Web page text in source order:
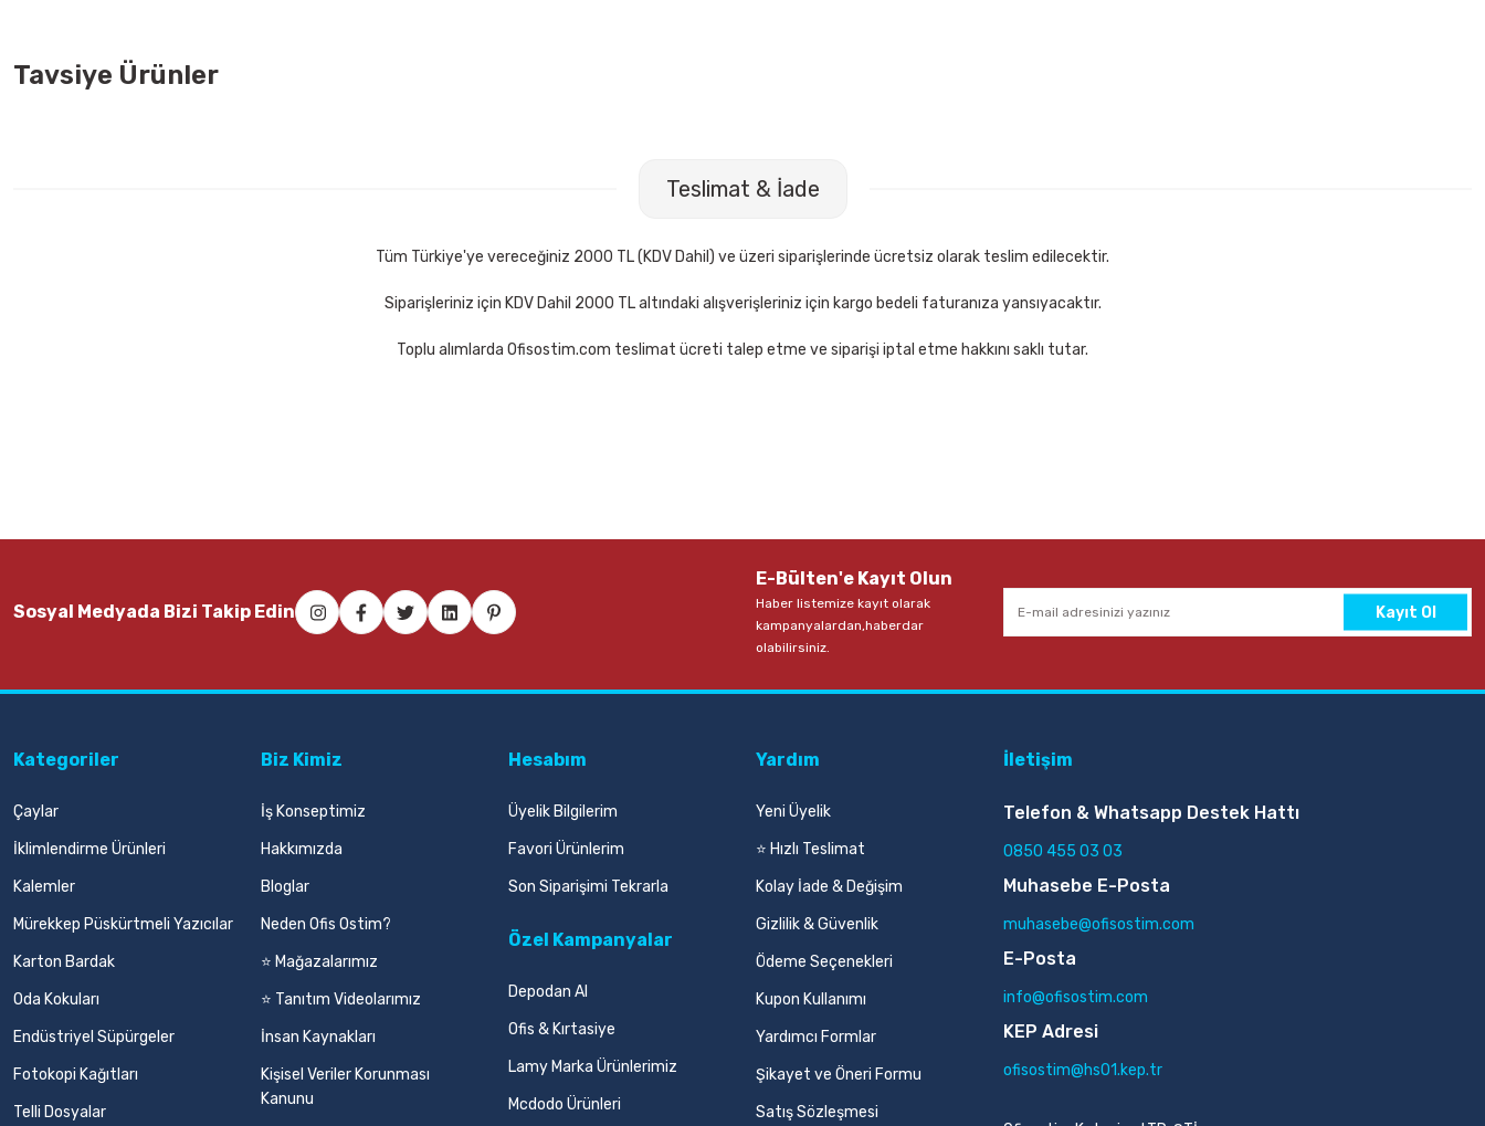
Tavsiye Ürünler
Sepete Ekle
Sepete Ekle
Mas 740 33 mt Force Kırmızı Bant Kesme Makinesi Mas 740 33 mt Force Siyah Bant Kesme Makinesi
Teslimat & İade
Tüm Türkiye'ye vereceğiniz 2000 TL (KDV Dahil) ve üzeri siparişlerinde ücretsiz olarak teslim edilecektir.
Siparişleriniz için KDV Dahil 2000 TL altındaki alışverişleriniz için kargo bedeli faturanıza yansıyacaktır.
Toplu alımlarda Ofisostim.com teslimat ücreti talep etme ve siparişi iptal etme hakkını saklı tutar.
Sosyal Medyada Bizi Takip Edin
E-Bülten'e Kayıt Olun
Haber listemize kayıt olarak
kampanyalardan,haberdar
olabilirsiniz.
Kayıt Ol
Kategoriler
Çaylar
İklimlendirme Ürünleri
Kalemler
Mürekkep Püskürtmeli Yazıcılar
Karton Bardak
Oda Kokuları
Endüstriyel Süpürgeler
Fotokopi Kağıtları
Telli Dosyalar
Biz Kimiz
İş Konseptimiz
Hakkımızda
Bloglar
Neden Ofis Ostim?
⭐ Mağazalarımız
⭐ Tanıtım Videolarımız
İnsan Kaynakları
Kişisel Veriler Korunması
Kanunu
Hesabım
Üyelik Bilgilerim
Favori Ürünlerim
Son Siparişimi Tekrarla
Özel Kampanyalar
Depodan Al
Ofis & Kırtasiye
Lamy Marka Ürünlerimiz
Mcdodo Ürünleri
Yardım
Yeni Üyelik
⭐ Hızlı Teslimat
Kolay İade & Değişim
Gizlilik & Güvenlik
Ödeme Seçenekleri
Kupon Kullanımı
Yardımcı Formlar
Şikayet ve Öneri Formu
Satış Sözleşmesi
İletişim
Telefon & Whatsapp Destek Hattı
0850 455 03 03
Muhasebe E-Posta
muhasebe@ofisostim.com
E-Posta
info@ofisostim.com
KEP Adresi
ofisostim@hs01.kep.tr